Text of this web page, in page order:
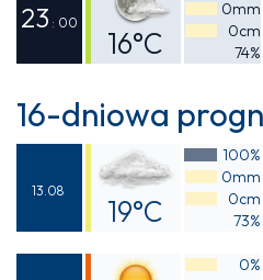
20°C
23 : 00
16°C
0mm
0cm
74%
16-dniowa
13.08
19°C
19°C
100%
0mm
0cm
73%
0%